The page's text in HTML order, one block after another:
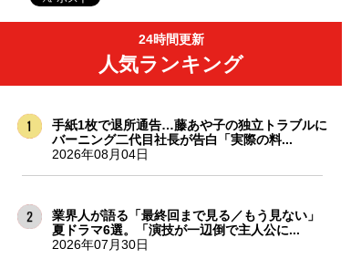
24時間更新
人気ランキング
手紙1枚で退所通告…藤あや子の独立トラブルに
バーニング二代目社長が告白「実際の料...
2026年08月04日
業界人が語る「最終回まで見る／もう見ない」
夏ドラマ6選。「演技が一辺倒で主人公に...
2026年07月30日